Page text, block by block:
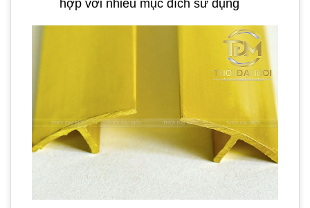
hợp với nhiều mục đích sử dụng